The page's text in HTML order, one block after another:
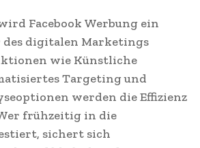
Facebook Werbung ein
digitalen Marketings
wie Künstliche
Targeting und
werden die Effizienz
frühzeitig in die
sichert sich